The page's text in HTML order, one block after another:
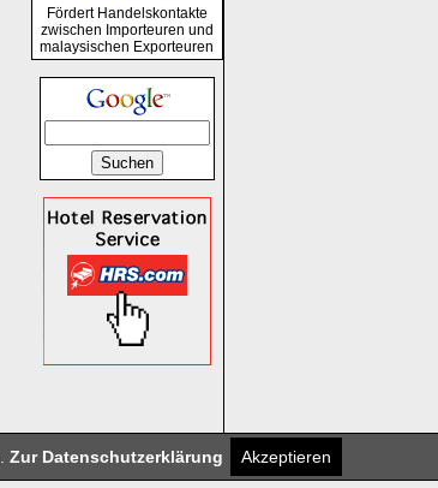
Zur Datenschutzerklärung Akzeptieren
Fördert Handelskontakte
zwischen Importeuren und
malaysischen Exporteuren